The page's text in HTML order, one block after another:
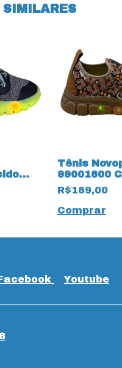
SIMILARES
Tênis
99001600
Frutas
R$169,00
Comprar
Youtube